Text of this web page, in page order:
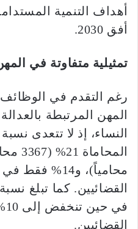
أهداف التنمية
أفق 2030.
تمثيلية متفاوتة في
رغم التقدم في الوظائف
المهن المرتبطة
النساء، إذ لا تتعدى
محامياً)،
القضائيين.